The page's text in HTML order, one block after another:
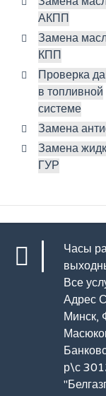
АКПП
Замена
КПП
Проверка
в топливной
системе
Замена
Замена
ГУР
Часы
Все
Адрес
Минск,
р\с